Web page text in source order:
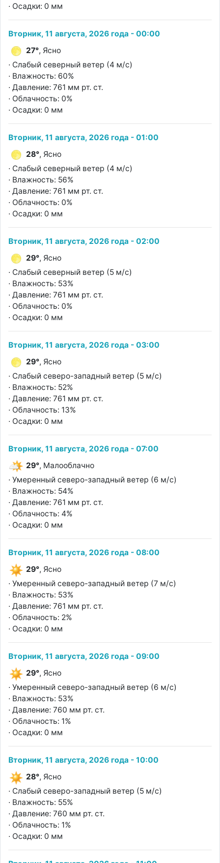
· Осадки: 0 мм
Вторник, 11 августа, 2026 года - 00:00
27°, Ясно
· Слабый северный ветер (4 м/с)
· Влажность: 60%
· Давление: 761 мм рт. ст.
· Облачность: 0%
· Осадки: 0 мм
Вторник, 11 августа, 2026 года - 01:00
28°, Ясно
· Слабый северный ветер (4 м/с)
· Влажность: 56%
· Давление: 761 мм рт. ст.
· Облачность: 0%
· Осадки: 0 мм
Вторник, 11 августа, 2026 года - 02:00
29°, Ясно
· Слабый северный ветер (5 м/с)
· Влажность: 53%
· Давление: 761 мм рт. ст.
· Облачность: 0%
· Осадки: 0 мм
Вторник, 11 августа, 2026 года - 03:00
29°, Ясно
· Слабый северо-западный ветер (5 м/с)
· Влажность: 52%
· Давление: 761 мм рт. ст.
· Облачность: 13%
· Осадки: 0 мм
Вторник, 11 августа, 2026 года - 07:00
29°, Малооблачно
· Умеренный северо-западный ветер (6 м/с)
· Влажность: 54%
· Давление: 761 мм рт. ст.
· Облачность: 4%
· Осадки: 0 мм
Вторник, 11 августа, 2026 года - 08:00
29°, Ясно
· Умеренный северо-западный ветер (7 м/с)
· Влажность: 53%
· Давление: 761 мм рт. ст.
· Облачность: 2%
· Осадки: 0 мм
Вторник, 11 августа, 2026 года - 09:00
29°, Ясно
· Умеренный северо-западный ветер (6 м/с)
· Влажность: 53%
· Давление: 760 мм рт. ст.
· Облачность: 1%
· Осадки: 0 мм
Вторник, 11 августа, 2026 года - 10:00
28°, Ясно
· Слабый северо-западный ветер (5 м/с)
· Влажность: 55%
· Давление: 760 мм рт. ст.
· Облачность: 1%
· Осадки: 0 мм